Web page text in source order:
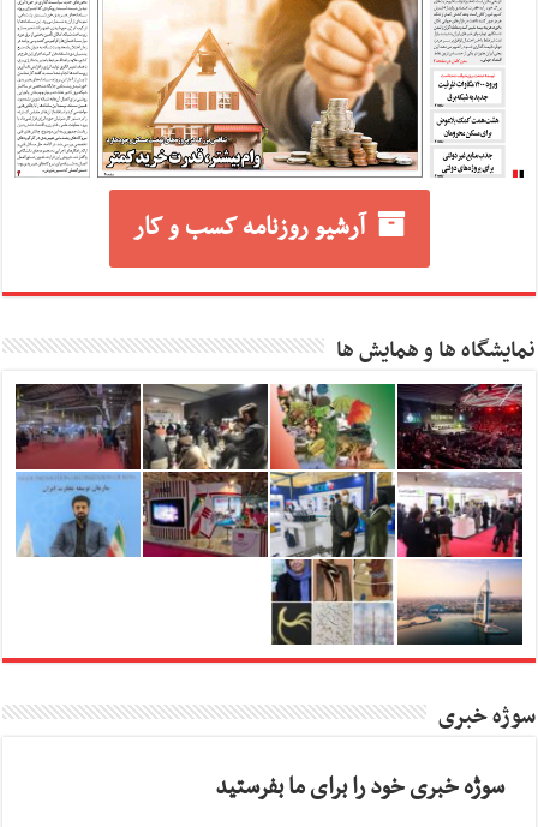
آرشیو روزنامه کسب و کار
نمایشگاه ها و همایش ها
سوژه خبری
سوژه خبری خود را برای ما بفرستید